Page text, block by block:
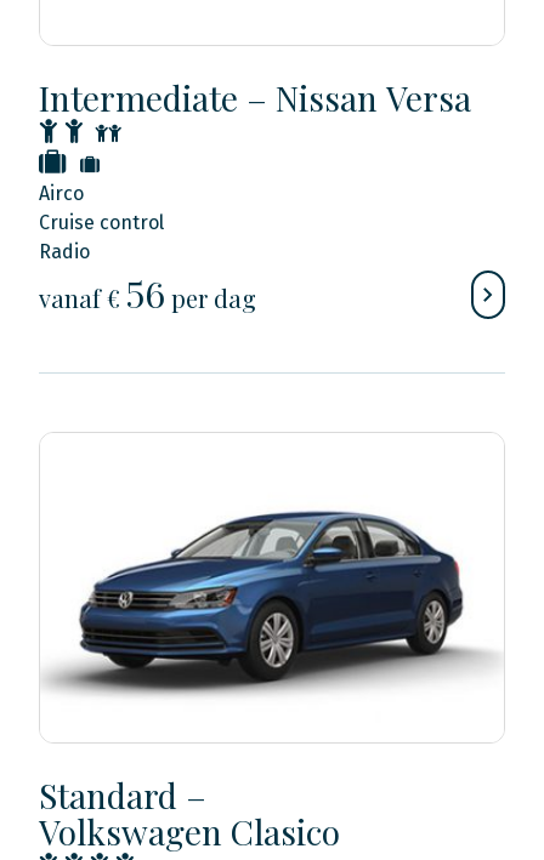
Intermediate – Nissan Versa
Airco
Cruise control
Radio
vanaf € 56 per dag
Standard –
Volkswagen Clasico